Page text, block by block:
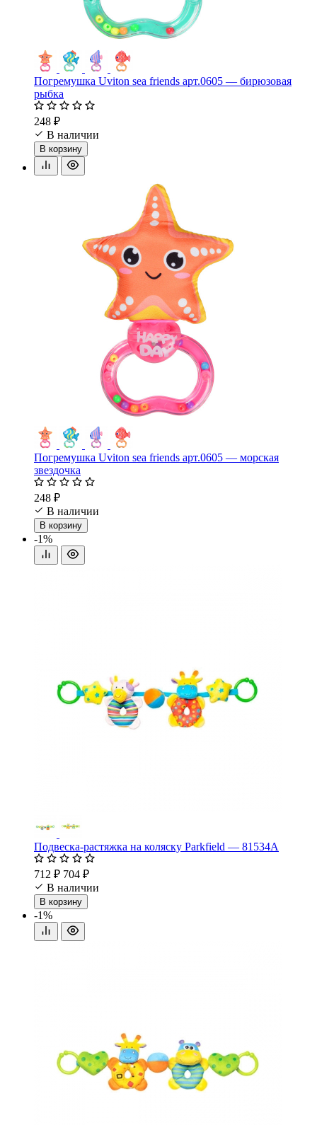
Погремушка Uviton sea friends арт.0605 — бирюзовая
рыбка
248 ₽
В наличии
В корзину
Погремушка Uviton sea friends арт.0605 — морская
звездочка
248 ₽
В наличии
В корзину
-1%
Подвеска-растяжка на коляску Parkfield — 81534А
712 ₽ 704 ₽
В наличии
В корзину
-1%